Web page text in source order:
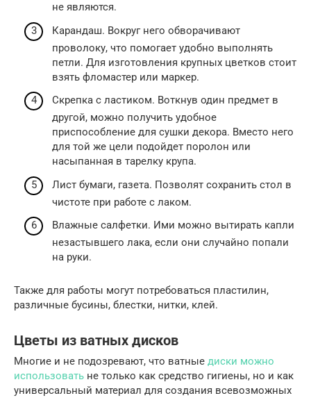
не являются.
Карандаш. Вокруг него обворачивают
проволоку, что помогает удобно выполнять
петли. Для изготовления крупных цветков стоит
взять фломастер или маркер.
Скрепка с ластиком. Воткнув один предмет в
другой, можно получить удобное
приспособление для сушки декора. Вместо него
для той же цели подойдет поролон или
насыпанная в тарелку крупа.
Лист бумаги, газета. Позволят сохранить стол в
чистоте при работе с лаком.
Влажные салфетки. Ими можно вытирать капли
незастывшего лака, если они случайно попали
на руки.
Также для работы могут потребоваться пластилин,
различные бусины, блестки, нитки, клей.
Цветы из ватных дисков
Многие и не подозревают, что ватные диски можно
использовать не только как средство гигиены, но и как
универсальный материал для создания всевозможных